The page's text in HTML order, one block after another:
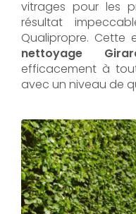
vitrages pour les
résultat
Qualipropre. Cette
nettoyage
efficacement à
avec un niveau de